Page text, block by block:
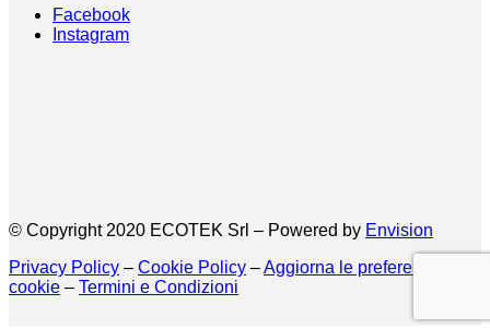
Facebook
Instagram
© Copyright 2020 ECOTEK Srl – Powered by Envision
Privacy Policy – Cookie Policy –Aggiorna le preferenze sui
cookie – Termini e Condizioni